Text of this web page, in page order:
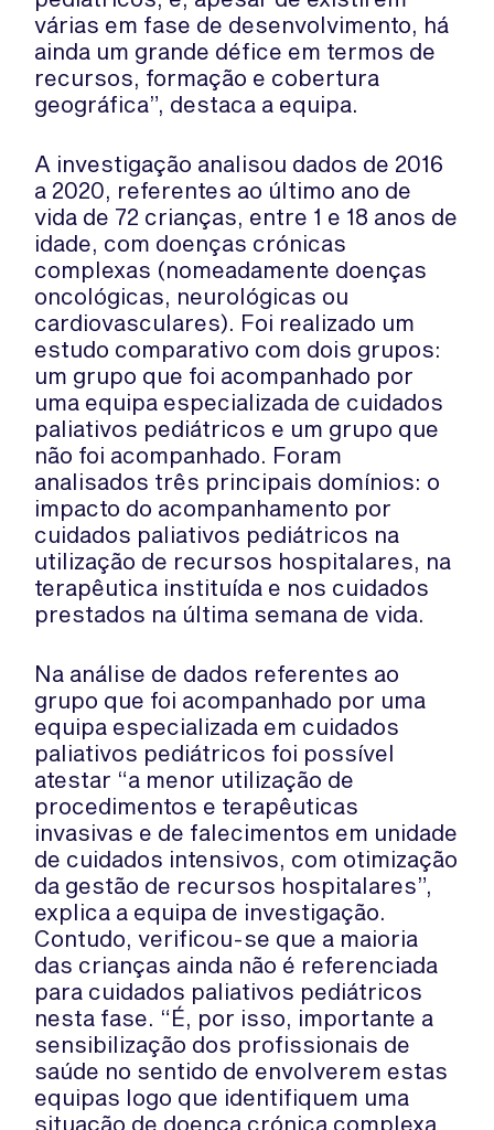
várias em fase de desenvolvimento, há
ainda um grande défice em termos de
recursos, formação e cobertura
geográfica”, destaca a equipa.
A investigação analisou dados de 2016
a 2020, referentes ao último ano de
vida de 72 crianças, entre 1 e 18 anos de
idade, com doenças crónicas
complexas (nomeadamente doenças
oncológicas, neurológicas ou
cardiovasculares). Foi realizado um
estudo comparativo com dois grupos:
um grupo que foi acompanhado por
uma equipa especializada de cuidados
paliativos pediátricos e um grupo que
não foi acompanhado. Foram
analisados três principais domínios: o
impacto do acompanhamento por
cuidados paliativos pediátricos na
utilização de recursos hospitalares, na
terapêutica instituída e nos cuidados
prestados na última semana de vida.
Na análise de dados referentes ao
grupo que foi acompanhado por uma
equipa especializada em cuidados
paliativos pediátricos foi possível
atestar “a menor utilização de
procedimentos e terapêuticas
invasivas e de falecimentos em unidade
de cuidados intensivos, com otimização
da gestão de recursos hospitalares”,
explica a equipa de investigação.
Contudo, verificou-se que a maioria
das crianças ainda não é referenciada
para cuidados paliativos pediátricos
nesta fase. “É, por isso, importante a
sensibilização dos profissionais de
saúde no sentido de envolverem estas
equipas logo que identifiquem uma
situação de doença crónica complexa